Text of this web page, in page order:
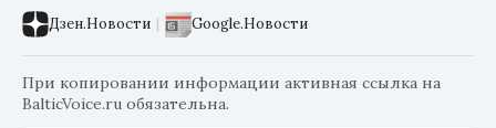
Дзен.Новости | Google.Новости
При копировании информации активная ссылка на
BalticVoice.ru обязательна.